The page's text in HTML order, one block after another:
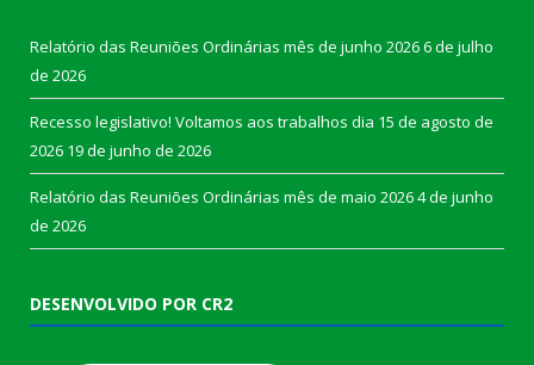
Relatório das Reuniões Ordinárias mês de junho 20266 de julho
de 2026
Recesso legislativo! Voltamos aos trabalhos dia 15 de agosto de
2026 19 de junho de 2026
Relatório das Reuniões Ordinárias mês de maio 20264 de junho
de 2026
DESENVOLVIDO POR CR2